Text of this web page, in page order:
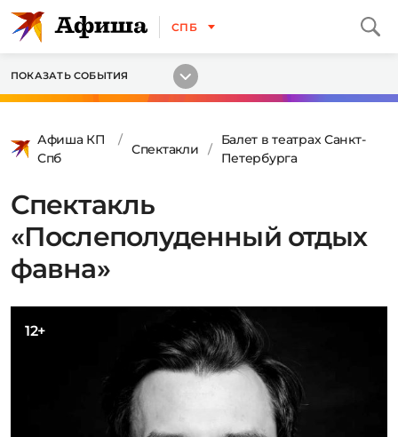
СПБ
ПОКАЗАТЬ СОБЫТИЯ
Афиша КП
Спб
Спектакли
Балет в театрах Санкт-
Петербурга
Спектакль
«Послеполуденный отдых
фавна»
12+